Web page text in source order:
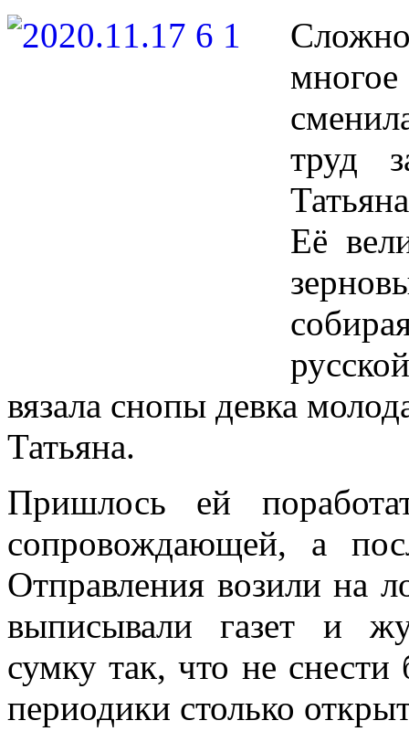
многое
труд
Её
вязала снопы девка
Татьяна.
Пришлось ей
сопровождающей, а
Отправления возили на
выписывали газет и
сумку так, что не
периодики столько